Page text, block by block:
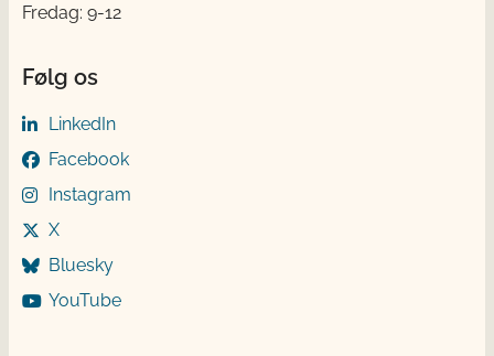
Fredag: 9-12
Følg os
LinkedIn
Facebook
Instagram
X
Bluesky
YouTube